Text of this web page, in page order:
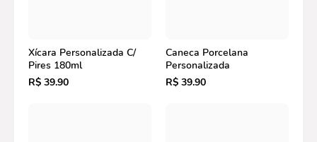
Xícara Personalizada C/
Pires 180ml
R$ 39.90
Caneca Porcelana
Personalizada
R$ 39.90